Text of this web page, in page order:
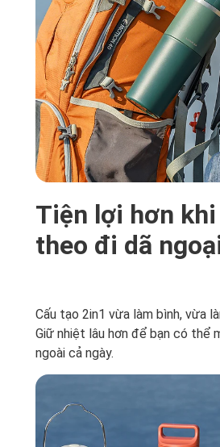
Tiện lợi hơn
theo đi dã
Cấu tạo 2in1 vừa làm bình, vừa
Giữ nhiệt lâu hơn để bạn có thể
ngoài cả ngày.